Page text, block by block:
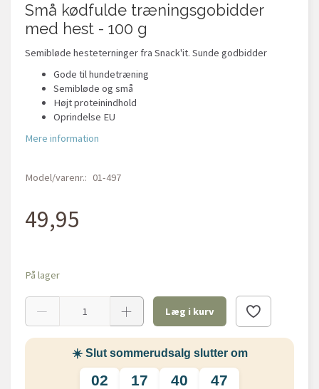
Små kødfulde træningsgobidder
med hest - 100 g
Semibløde hesteterninger fra Snack'it. Sunde godbidder
Gode til hundetræning
Semibløde og små
Højt proteinindhold
Oprindelse EU
Mere information
Model/varenr.: 01-497
49,95
På lager
Læg i kurv
☀️ Slut sommerudsalg slutter om
02 17 40 47